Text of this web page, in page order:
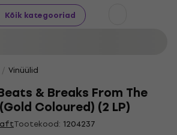
Kõik kategooriad
Vinüülid
& Breaks From The
Coloured) (2 LP)
Tootekood: 1204237